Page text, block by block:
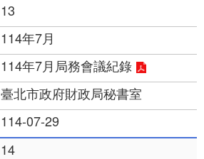
13
114年7月
114年7月局務會議紀錄
臺北市政府財政局秘書室
114-07-29
14